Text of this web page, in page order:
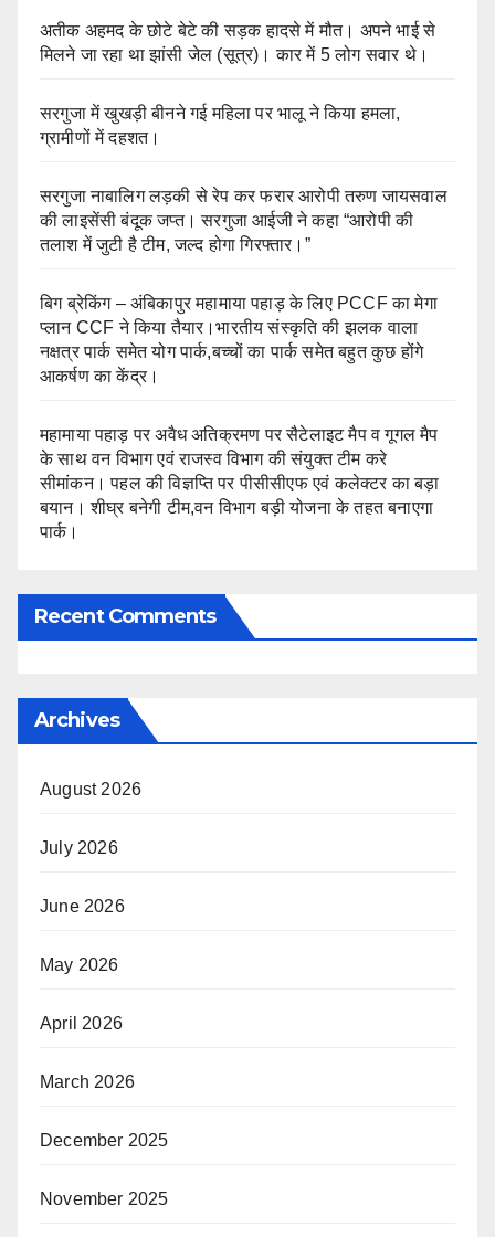
अतीक अहमद के छोटे बेटे की सड़क हादसे में मौत। अपने भाई से
मिलने जा रहा था झांसी जेल (सूत्र)। कार में 5 लोग सवार थे।
सरगुजा में खुखड़ी बीनने गई महिला पर भालू ने किया हमला,
ग्रामीणों में दहशत।
सरगुजा नाबालिग लड़की से रेप कर फरार आरोपी तरुण जायसवाल
की लाइसेंसी बंदूक जप्त। सरगुजा आईजी ने कहा “आरोपी की
तलाश में जुटी है टीम, जल्द होगा गिरफ्तार।”
बिग ब्रेकिंग – अंबिकापुर महामाया पहाड़ के लिए PCCF का मेगा
प्लान CCF ने किया तैयार।भारतीय संस्कृति की झलक वाला
नक्षत्र पार्क समेत योग पार्क,बच्चों का पार्क समेत बहुत कुछ होंगे
आकर्षण का केंद्र।
महामाया पहाड़ पर अवैध अतिक्रमण पर सैटेलाइट मैप व गूगल मैप
के साथ वन विभाग एवं राजस्व विभाग की संयुक्त टीम करे
सीमांकन। पहल की विज्ञप्ति पर पीसीसीएफ एवं कलेक्टर का बड़ा
बयान। शीघ्र बनेगी टीम,वन विभाग बड़ी योजना के तहत बनाएगा
पार्क।
Recent Comments
Archives
August 2026
July 2026
June 2026
May 2026
April 2026
March 2026
December 2025
November 2025